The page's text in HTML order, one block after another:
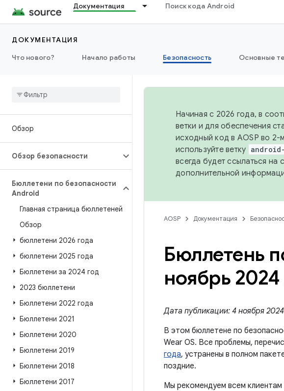
Документация Поиск кода Android
ДОКУМЕНТАЦИЯ
Что нового?
Начало работы Безопасность Основные
Обзор
Обзор безопасности
Бюллетени по безопасности
Android
Главная страница бюллетеней
Обзор
бюллетени 2026 года
бюллетени 2025 года
Бюллетени за 2024 год
2023 бюллетени
Бюллетени 2022 года
Бюллетени 2021
Бюллетени 2020
Бюллетени 2019
Бюллетени 2018
Бюллетени 2017
Начиная с 2026 года, в
ветки и для обеспечения
исходный код в AOSP во 2-
используйте ветку
всегда будет ссылаться
дополнительной
AOSP Документация
Бюллетень
ноябрь 2024
Дата публикации: 4 ноября 2024
В этом бюллетене по
Wear OS. Все проблемы,
года, устранены в полном
поздние.
Мы рекомендуем всем клиентам